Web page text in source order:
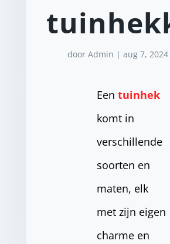
door Admin | aug 7, 2024
Een tuinhek
komt in
verschillende
soorten en
maten, elk
met zijn eigen
charme en